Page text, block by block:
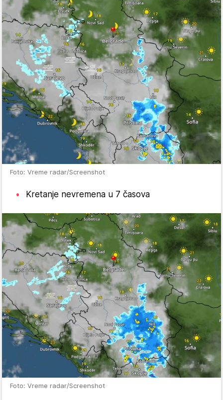
Foto: Vreme radar/Screenshot
Kretanje nevremena u 7 časova
Foto: Vreme radar/Screenshot